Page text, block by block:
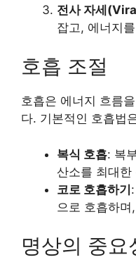
전사 자세
잡고, 에너지
호흡 조절
호흡은 에너지 흐름
다. 기본적인 호흡법
복식 호흡: 복
산소를 최대한
코로 호흡하기
으로 호흡하
명상의 중요